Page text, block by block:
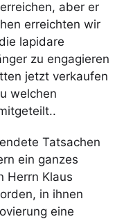
aber er
erreichten wir
lapidare
zu engagieren
jetzt verkaufen
welchen
Tatsachen
ein ganzes
Herrn Klaus
in ihnen
eine